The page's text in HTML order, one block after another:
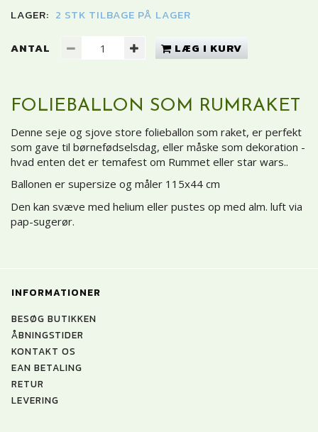
LAGER: 2 STK TILBAGE PÅ LAGER
ANTAL LÆG I KURV
FOLIEBALLON SOM RUMRAKET
Denne seje og sjove store folieballon som raket, er perfekt
som gave til børnefødselsdag, eller måske som dekoration -
hvad enten det er temafest om Rummet eller star wars..
Ballonen er supersize og måler 115x44 cm
Den kan svæve med helium eller pustes op med alm. luft via
pap-sugerør.
INFORMATIONER
BESØG BUTIKKEN
ÅBNINGSTIDER
KONTAKT OS
EAN BETALING
RETUR
LEVERING